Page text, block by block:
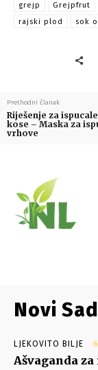
grejp
Grejpfrut
rajski plod
sok
Prethodni članak
Riješenje za
kose – Maska za
vrhove
Novi
LJEKOVITO BILJE
Ašvaganda